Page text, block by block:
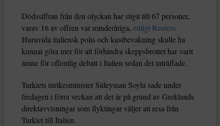
Dödssiffran från den olyckan har stigit till 67 personer,
varav 16 av offren var minderåriga, enligt Reuters.
Huruvida italiensk polis och kustbevakning skulle ha
kunnat göra mer för att förhindra skeppsbrottet har varit
ämne för offentlig debatt i Italien sedan det inträffade.
Turkiets inrikesminister Süleyman Soylu sade under
fredagen i förra veckan att det är på grund av Greklands
direktavvisningar som flyktingar väljer att resa från
Turkiet till Italien.